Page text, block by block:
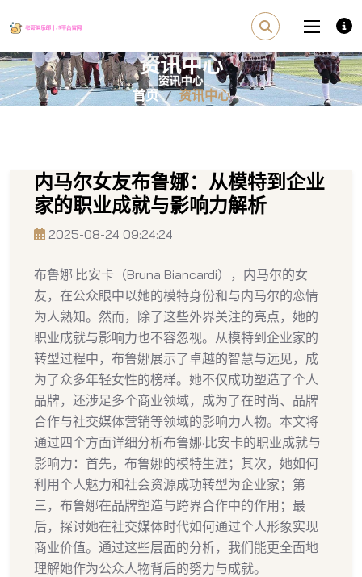
资讯中心
首页 资讯中心
内马尔女友布鲁娜：从模特到企业
家的职业成就与影响力解析
2025-08-24 09:24:24
布鲁娜·比安卡（Bruna Biancardi），内马尔的女
友，在公众眼中以她的模特身份和与内马尔的恋情
为人熟知。然而，除了这些外界关注的亮点，她的
职业成就与影响力也不容忽视。从模特到企业家的
转型过程中，布鲁娜展示了卓越的智慧与远见，成
为了众多年轻女性的榜样。她不仅成功塑造了个人
品牌，还涉足多个商业领域，成为了在时尚、品牌
合作与社交媒体营销等领域的影响力人物。本文将
通过四个方面详细分析布鲁娜·比安卡的职业成就与
影响力：首先，布鲁娜的模特生涯；其次，她如何
利用个人魅力和社会资源成功转型为企业家；第
三，布鲁娜在品牌塑造与跨界合作中的作用；最
后，探讨她在社交媒体时代如何通过个人形象实现
商业价值。通过这些层面的分析，我们能更全面地
理解她作为公众人物背后的努力与成就。